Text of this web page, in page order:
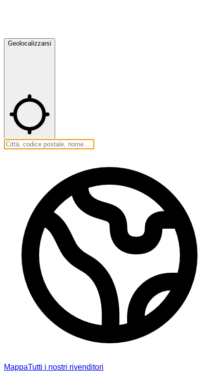
Geolocalizzarsi
MappaTutti i nostri rivenditori